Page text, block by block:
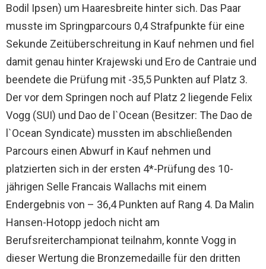
Bodil Ipsen) um Haaresbreite hinter sich. Das Paar
musste im Springparcours 0,4 Strafpunkte für eine
Sekunde Zeitüberschreitung in Kauf nehmen und fiel
damit genau hinter Krajewski und Ero de Cantraie und
beendete die Prüfung mit -35,5 Punkten auf Platz 3.
Der vor dem Springen noch auf Platz 2 liegende Felix
Vogg (SUI) und Dao de l`Ocean (Besitzer: The Dao de
l`Ocean Syndicate) mussten im abschließenden
Parcours einen Abwurf in Kauf nehmen und
platzierten sich in der ersten 4*-Prüfung des 10-
jährigen Selle Francais Wallachs mit einem
Endergebnis von – 36,4 Punkten auf Rang 4. Da Malin
Hansen-Hotopp jedoch nicht am
Berufsreiterchampionat teilnahm, konnte Vogg in
dieser Wertung die Bronzemedaille für den dritten